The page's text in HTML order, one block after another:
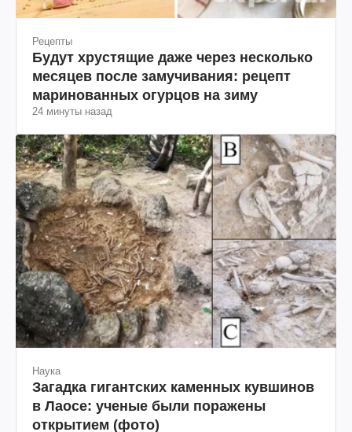
Рецепты
Будут хрустящие даже через несколько
месяцев после замучивания: рецепт
маринованных огурцов на зиму
24 минуты назад
Наука
Загадка гигантских каменных кувшинов
в Лаосе: ученые были поражены
открытием (фото)